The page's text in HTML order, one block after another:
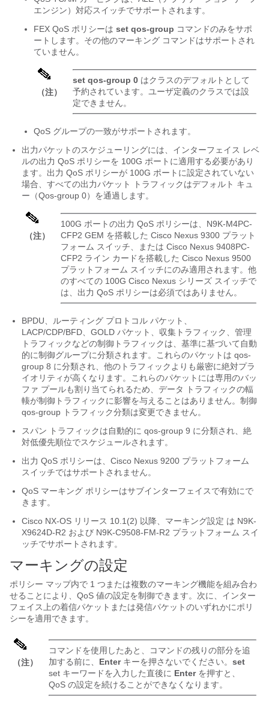
エンジン）対応スイッチでサポートされます。
FEX QoS ポリシーは set qos-group コマンドのみをサポ
ートします。その他のマーキング コマンドはサポートされ
ていません。
（注）
set qos-group 0 はクラスのデフォルトとして
予約されています。ユーザ定義のクラスでは設
定できません。
QoS グループの一致がサポートされます。
出力パケットのスケジューリングには、インターフェイス レベ
ルの出力 QoS ポリシーを 100G ポートに適用する必要があり
ます。出力 QoS ポリシーが 100G ポートに設定されていない
場合、すべての出力パケット トラフィックはデフォルト キュ
ー（Qos-group 0）を通過します。
（注）
100G ポートの出力 QoS ポリシーは、N9K-M4PC-
CFP2 GEM を搭載した Cisco Nexus 9300 プラット
フォーム スイッチ、または Cisco Nexus 9408PC-
CFP2 ライン カードを搭載した Cisco Nexus 9500
プラットフォーム スイッチにのみ適用されます。他
のすべての 100G Cisco Nexus シリーズ スイッチで
は、出力 QoS ポリシーは必須ではありません。
BPDU、ルーティング プロトコル パケット、
LACP/CDP/BFD、GOLD パケット、収集トラフィック、管理
トラフィックなどの制御トラフィックは、基準に基づいて自動
的に制御グループに分類されます。これらのパケットは qos-
group 8 に分類され、他のトラフィックよりも厳密に絶対プラ
イオリティが高くなります。これらのパケットには専用のバッ
ファ プールも割り当てられるため、データ トラフィックの輻
輳が制御トラフィックに影響を与えることはありません。制御
qos-group トラフィック分類は変更できません。
スパン トラフィックは自動的に qos-group 9 に分類され、絶
対低優先順位でスケジュールされます。
出力 QoS ポリシーは、Cisco Nexus 9200 プラットフォーム
スイッチではサポートされません。
QoS マーキング ポリシーはサブインターフェイスで有効にで
きます。
Cisco NX-OS リリース 10.1(2) 以降、マーキング設定 は N9K-
X9624D-R2 および N9K-C9508-FM-R2 プラットフォーム スイ
ッチでサポートされます。
マーキングの設定
ポリシー マップ内で 1 つまたは複数のマーキング機能を組み合わ
せることにより、QoS 値の設定を制御できます。次に、インター
フェイス上の着信パケットまたは発信パケットのいずれかにポリ
シーを適用できます。
（注）
コマンドを使用したあと、コマンドの残りの部分を追
加する前に、 Enterキーを押さないでください。 set
set キーワードを入力した直後に Enterを押すと、
QoS の設定を続けることができなくなります。